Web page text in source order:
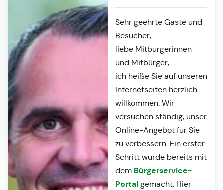
Sehr geehrte Gäste und
Besucher,
liebe Mitbürgerinnen
und Mitbürger,
ich heiße Sie auf unseren
Internetseiten herzlich
willkommen. Wir
versuchen ständig, unser
Online-Angebot für Sie
zu verbessern. Ein erster
Schritt wurde bereits mit
dem Bürgerservice-
Portalgemacht. Hier